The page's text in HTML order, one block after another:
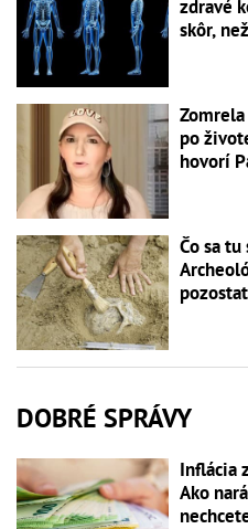
zdravé
skôr,
po
hovorí
Čo sa
DOBRÉ SPRÁVY
Inflácia
Ako